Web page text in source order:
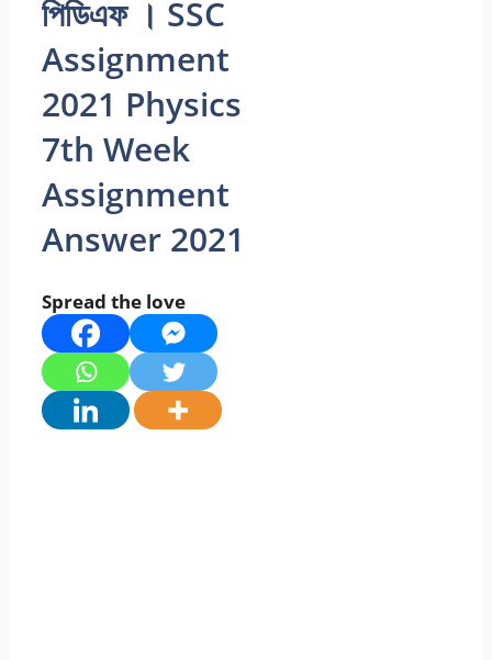
পিডিএফ । SSC
Assignment
2021 Physics
7th Week
Assignment
Answer 2021
Spread the love